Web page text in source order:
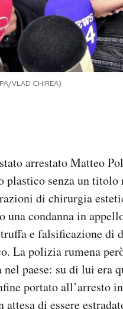
VLAD CHIREA)
arrestato Matteo
plastico senza un
di chirurgia
condanna in
e falsificazione di
La polizia rumena
paese: su di lui era
portato all’arresto
di essere